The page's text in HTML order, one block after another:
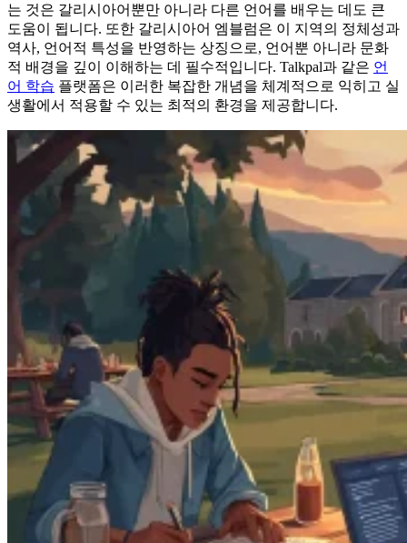
는 것은 갈리시아어뿐만 아니라 다른 언어를 배우는 데도 큰
도움이 됩니다. 또한 갈리시아어 엠블럼은 이 지역의 정체성과
역사, 언어적 특성을 반영하는 상징으로, 언어뿐 아니라 문화
적 배경을 깊이 이해하는 데 필수적입니다. Talkpal과 같은 언
어 학습 플랫폼은 이러한 복잡한 개념을 체계적으로 익히고 실
생활에서 적용할 수 있는 최적의 환경을 제공합니다.